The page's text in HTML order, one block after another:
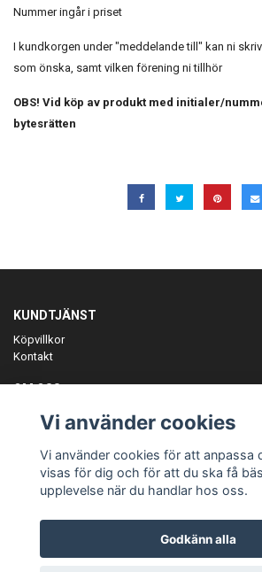
Nummer ingår i priset
I kundkorgen under "meddelande till" kan ni
som önska, samt vilken förening ni tillhör
OBS! Vid köp av produkt med initialer/
bytesrätten
KUNDTJÄNST
Köpvillkor
Kontakt
OM OSS
ANMÄL DIG TILL VÅRT NYHETSBREV
Vi använder cookies
Vi använder cookies för att anpassa
visas för dig och för att du ska få
upplevelse när du handlar hos oss.
Godkänn alla